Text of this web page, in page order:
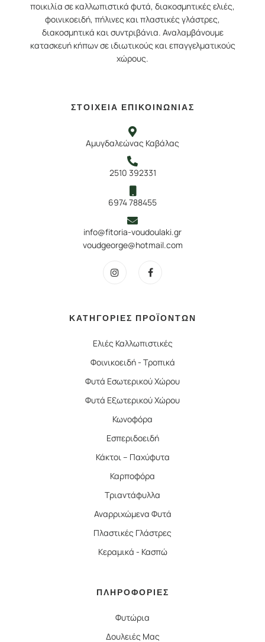
ποικιλία σε καλλωπιστικά φυτά, διακοσμητικές ελιές,
φοινικοειδή, πήλινες και πλαστικές γλάστρες,
διακοσμητικά και συντριβάνια. Αναλαμβάνουμε
κατασκευή κήπων σε ιδιωτικούς και επαγγελματικούς
χώρους.
ΣΤΟΙΧΕΙΑ ΕΠΙΚΟΙΝΩΝΙΑΣ
Αμυγδαλεώνας Καβάλας
2510 392331
6974 788455
info@fitoria-voudoulaki.gr
voudgeorge@hotmail.com
ΚΑΤΗΓΟΡΙΕΣ ΠΡΟΪΟΝΤΩΝ
Ελιές Καλλωπιστικές
Φοινικοειδή - Τροπικά
Φυτά Εσωτερικού Χώρου
Φυτά Εξωτερικού Χώρου
Κωνοφόρα
Εσπεριδοειδή
Κάκτοι – Παχύφυτα
Καρποφόρα
Τριαντάφυλλα
Αναρριχώμενα Φυτά
Πλαστικές Γλάστρες
Κεραμικά - Κασπώ
ΠΛΗΡΟΦΟΡΙΕΣ
Φυτώρια
Δουλειές Μας